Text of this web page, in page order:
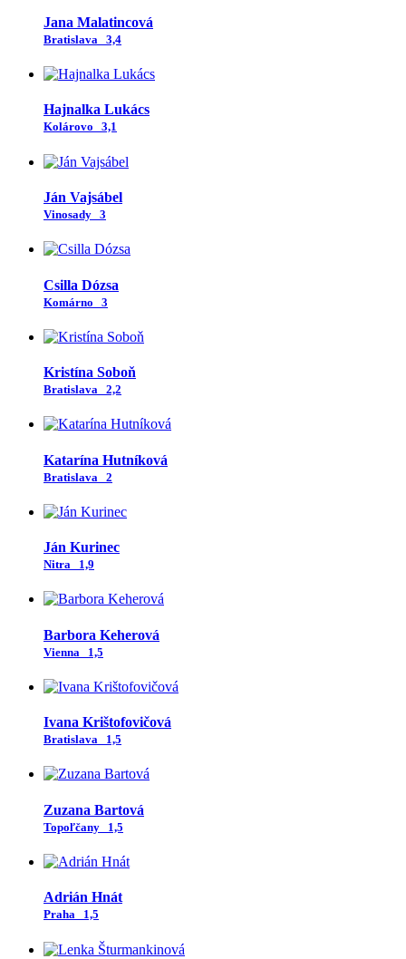
Jana Malatincová
Bratislava 3,4
Hajnalka Lukács
Kolárovo 3,1
Ján Vajsábel
Vinosady 3
Csilla Dózsa
Komárno 3
Kristína Soboň
Bratislava 2,2
Katarína Hutníková
Bratislava 2
Ján Kurinec
Nitra 1,9
Barbora Keherová
Vienna 1,5
Ivana Krištofovičová
Bratislava 1,5
Zuzana Bartová
Topoľčany 1,5
Adrián Hnát
Praha 1,5